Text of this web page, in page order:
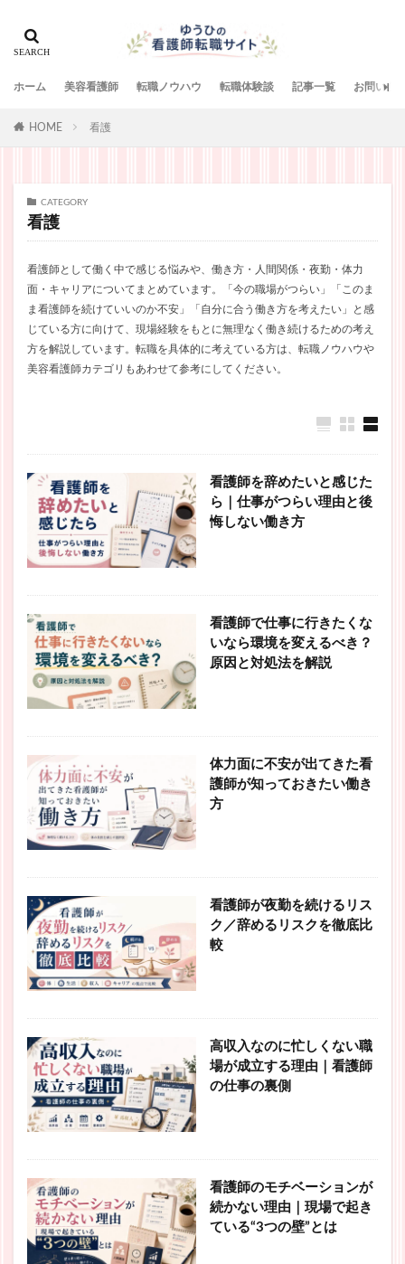
ホーム 美容看護師 転職ノウハウ 転職体験談 記事一覧 お問い合
HOME 看護
CATEGORY
看護
看護師として働く中で感じる悩みや、働き方・人間関係・夜勤・体力
面・キャリアについてまとめています。「今の職場がつらい」「このま
ま看護師を続けていいのか不安」「自分に合う働き方を考えたい」と感
じている方に向けて、現場経験をもとに無理なく働き続けるための考え
方を解説しています。転職を具体的に考えている方は、転職ノウハウや
美容看護師カテゴリもあわせて参考にしてください。
看護師を辞めたいと感じた
ら｜仕事がつらい理由と後
悔しない働き方
看護師で仕事に行きたくな
いなら環境を変えるべき？
原因と対処法を解説
体力面に不安が出てきた看
護師が知っておきたい働き
方
看護師が夜勤を続けるリス
ク／辞めるリスクを徹底比
較
高収入なのに忙しくない職
場が成立する理由｜看護師
の仕事の裏側
看護師のモチベーションが
続かない理由｜現場で起き
ている“3つの壁”とは